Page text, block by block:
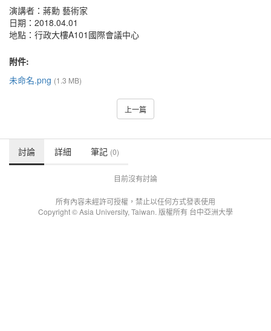
演講者：蔣勳 藝術家
日期：2018.04.01
地點：行政大樓A101國際會議中心
附件:
未命名.png (1.3 MB)
上一篇
討論 詳細 筆記 (0)
目前沒有討論
所有內容未經許可授權，禁止以任何方式發表使用
Copyright © Asia University, Taiwan. 版權所有 台中亞洲大學